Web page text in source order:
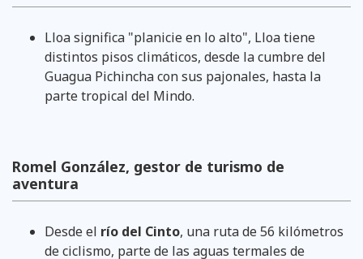
Lloa significa "planicie en lo alto", Lloa tiene
distintos pisos climáticos, desde la cumbre del
Guagua Pichincha con sus pajonales, hasta la
parte tropical del Mindo.
Romel González, gestor de turismo de
aventura
Desde el río del Cinto, una ruta de 56 kilómetros
de ciclismo, parte de las aguas termales de